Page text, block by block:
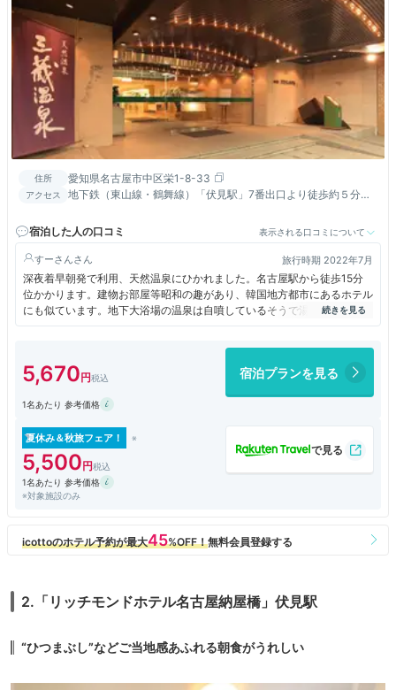
住所 愛知県名古屋市中区栄1-8-33
アクセス
地下鉄（東山線・鶴舞線）「伏見駅」7番出口より徒歩約５分。
宿泊した人の口コミ
表示される口コミについて
すーさん 旅行時期 2022年7月
深夜着早朝発で利用、天然温泉にひかれました。名古屋駅から徒歩15分
位かかります。建物お部屋等昭和の趣があり、韓国地方都市にあるホテル
にも似ています。地下大浴場の温泉は自噴しているそうで湯船にしばらく
つかっていると心地よい汗をかくことができました。朝食はきしめん等も
ピーターさんを多く見かけました。
5,670 宿泊プランを見る
1名あたり 参考価格
夏休み＆秋旅フェア！
5,500
1名あたり 参考価格
※対象施設のみ
2.「リッチモンドホテル名古屋納屋橋」伏見駅
“ひつまぶし”などご当地感あふれる朝食がうれしい